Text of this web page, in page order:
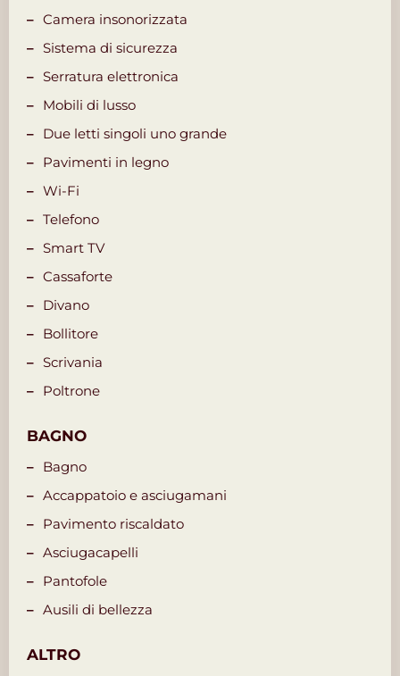
Camera insonorizzata
Sistema di sicurezza
Serratura elettronica
Mobili di lusso
Due letti singoli uno grande
Pavimenti in legno
Wi-Fi
Telefono
Smart TV
Cassaforte
Divano
Bollitore
Scrivania
Poltrone
BAGNO
Bagno
Accappatoio e asciugamani
Pavimento riscaldato
Asciugacapelli
Pantofole
Ausili di bellezza
ALTRO